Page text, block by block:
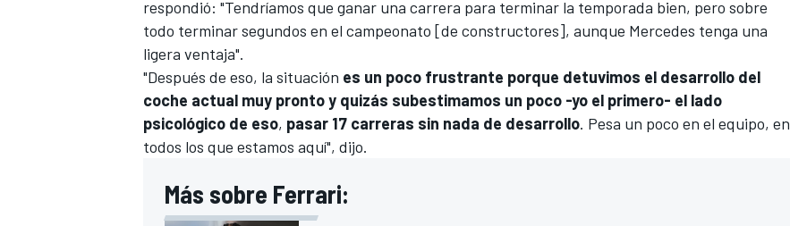
respondió: "Tendríamos que ganar una carrera para terminar la temporada bien, pero sobre
todo terminar segundos en el campeonato [de constructores], aunque Mercedes tenga una
ligera ventaja".
"Después de eso, la situación es un poco frustrante porque detuvimos el desarrollo del
coche actual muy pronto y quizás subestimamos un poco -yo el primero- el lado
psicológico de eso, pasar 17 carreras sin nada de desarrollo. Pesa un poco en el equipo, en
todos los que estamos aquí", dijo.
Más sobre Ferrari: